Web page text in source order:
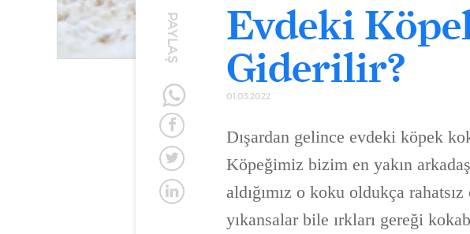
PAYLAŞ
Evdeki
Giderilir?
01.03.2022
Dışardan gelince evdeki köpek
Köpeğimiz bizim en yakın
aldığımız o koku oldukça
yıkansalar bile ırkları gereği